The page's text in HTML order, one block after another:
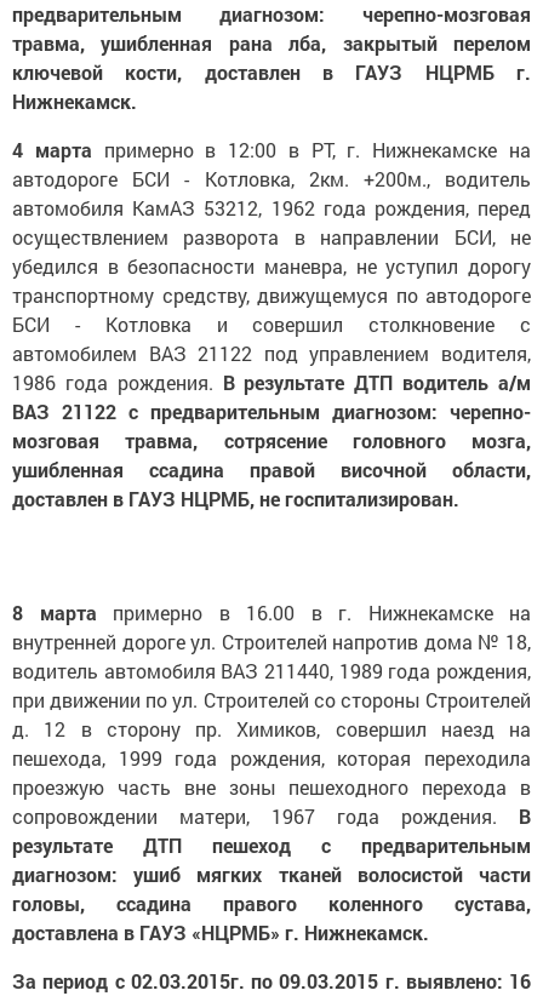
предварительным диагнозом: черепно-мозговая
травма, ушибленная рана лба, закрытый перелом
ключевой кости, доставлен в ГАУЗ НЦРМБ г.
Нижнекамск.
4 марта примерно в 12:00 в РТ, г. Нижнекамске на
автодороге БСИ - Котловка, 2км. +200м., водитель
автомобиля КамАЗ 53212, 1962 года рождения, перед
осуществлением разворота в направлении БСИ, не
убедился в безопасности маневра, не уступил дорогу
транспортному средству, движущемуся по автодороге
БСИ - Котловка и совершил столкновение с
автомобилем ВАЗ 21122 под управлением водителя,
1986 года рождения. В результате ДТП водитель а/м
ВАЗ 21122 с предварительным диагнозом: черепно-
мозговая травма, сотрясение головного мозга,
ушибленная ссадина правой височной области,
доставлен в ГАУЗ НЦРМБ, не госпитализирован.
8 марта примерно в 16.00 в г. Нижнекамске на
внутренней дороге ул. Строителей напротив дома № 18,
водитель автомобиля ВАЗ 211440, 1989 года рождения,
при движении по ул. Строителей со стороны Строителей
д. 12 в сторону пр. Химиков, совершил наезд на
пешехода, 1999 года рождения, которая переходила
проезжую часть вне зоны пешеходного перехода в
сопровождении матери, 1967 года рождения. В
результате ДТП пешеход с предварительным
диагнозом: ушиб мягких тканей волосистой части
головы, ссадина правого коленного сустава,
доставлена в ГАУЗ «НЦРМБ» г. Нижнекамск.
За период с 02.03.2015г. по 09.03.2015 г. выявлено: 16